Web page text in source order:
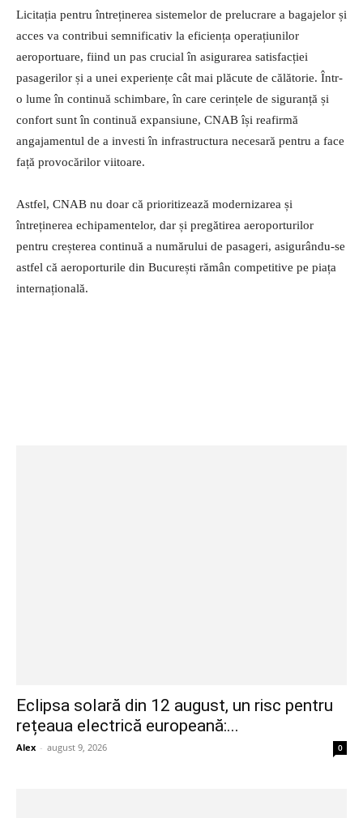
Licitația pentru întreținerea sistemelor de prelucrare a bagajelor și
acces va contribui semnificativ la eficiența operațiunilor
aeroportuare, fiind un pas crucial în asigurarea satisfacției
pasagerilor și a unei experiențe cât mai plăcute de călătorie. Într-
o lume în continuă schimbare, în care cerințele de siguranță și
confort sunt în continuă expansiune, CNAB își reafirmă
angajamentul de a investi în infrastructura necesară pentru a face
față provocărilor viitoare.
Astfel, CNAB nu doar că prioritizează modernizarea și
întreținerea echipamentelor, dar și pregătirea aeroporturilor
pentru creșterea continuă a numărului de pasageri, asigurându-se
astfel că aeroporturile din București rămân competitive pe piața
internațională.
Eclipsa solară din 12 august, un risc pentru
rețeaua electrică europeană:...
Alex - august 9, 2026 0